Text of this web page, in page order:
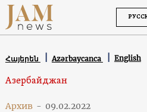
Հայերեն Azərbaycanca English
Азербайджан
Архив - 09.02.2022